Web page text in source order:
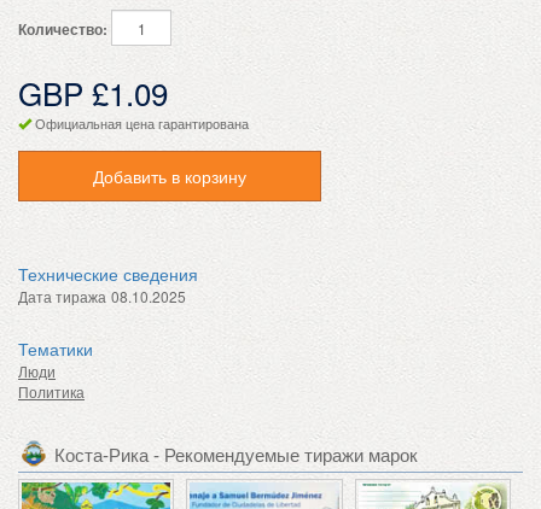
Количество:
GBP £1.09
Официальная цена гарантирована
Добавить в корзину
Технические сведения
Дата тиража 08.10.2025
Тематики
Люди
Политика
Коста-Рика - Рекомендуемые тиражи марок